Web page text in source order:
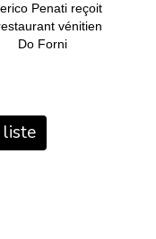
Penati reçoit
vénitien
Do Forni